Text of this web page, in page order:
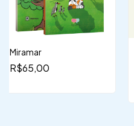
Miramar
R$65,00